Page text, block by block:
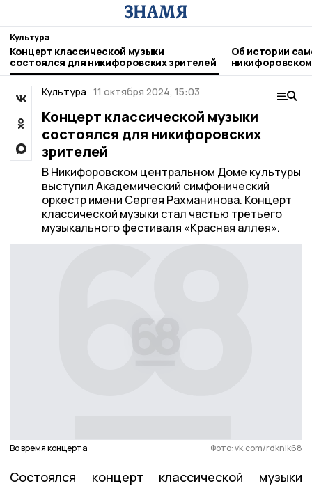
Культура
Концерт классической музыки
состоялся для никифоровских зрителей
Об истории
Культура 11 октября 2024, 15:03
Концерт классической музыки
состоялся для никифоровских
зрителей
В Никифоровском центральном Доме культуры
выступил Академический симфонический
оркестр имени Сергея Рахманинова. Концерт
классической музыки стал частью третьего
музыкального фестиваля «Красная аллея».
Во время концерта Фото: vk.com/rdknik68
Состоялся концерт классической музыки